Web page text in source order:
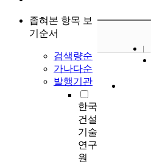
좁혀본 항목 보
기순서
검색량순
가나다순
발행기관
한국
건설
기술
연구
원